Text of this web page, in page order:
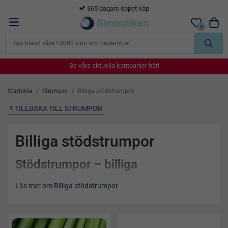
365 dagars öppet köp
0
Se våra aktuella kampanjer här!
Se våra aktuella kampanjer här!
Se våra aktuella kampanjer här!
Se våra aktuella kampanjer här!
Startsida / Strumpor / Billiga stödstrumpor
TILLBAKA TILL STRUMPOR
Billiga stödstrumpor
Stödstrumpor – billiga
stödstrumpor med snabb leverans
Stödstrumporär ett enkelt och effektivt hjälpmedel för dig som
Läs mer om Billiga stödstrumpor